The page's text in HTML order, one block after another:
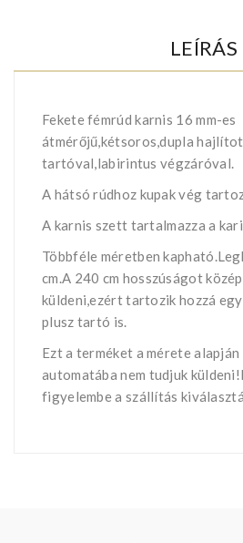
LEÍRÁS
Fekete fémrúd karnis 16 mm-es
átmérőjű,kétsoros,dupla
tartóval,labirintus végzáróval.
A hátsó rúdhoz kupak vég
A karnis szett tartalmazza a
Többféle méretben
cm.A 240 cm hosszúságot
küldeni,ezért tartozik hozzá
plusz tartó is.
Ezt a terméket a mérete
automatába nem tudjuk
figyelembe a szállítás